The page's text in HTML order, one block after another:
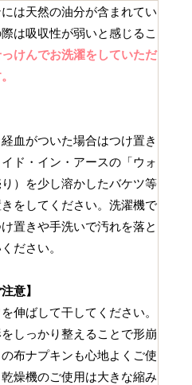
は天然の油分が含まれてい
は吸収性が弱いと感じるこ
けんでお洗濯をしていただ
血がついた場合はつけ置き
ド・イン・アースの「ウォ
）を少し溶かしたバケツ等
をしてください。洗濯機で
置きや手洗いで汚れを落と
ださい。
意】
伸ばして干してください。
しっかり整えることで形崩
布ナプキンも心地よくご使
燥機のご使用は大きな縮み